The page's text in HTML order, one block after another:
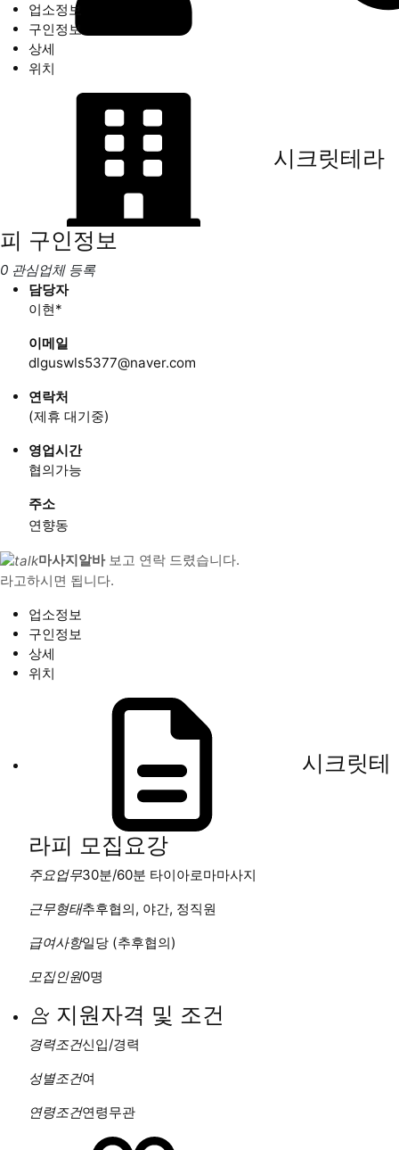
업소정보
구인정보
상세
위치
시크릿테라
피 구인정보
0 관심업체 등록
담당자
이현*
이메일
dlguswls5377@naver.com
연락처
(제휴 대기중)
영업시간
협의가능
주소
연향동
마사지알바보고 연락 드렸습니다.
라고하시면 됩니다.
업소정보
구인정보
상세
위치
시크릿테
라피 모집요강
주요업무30분/60분 타이아로마마사지
근무형태추후협의, 야간, 정직원
급여사항일당 (추후협의)
모집인원0명
지원자격 및 조건
경력조건신입/경력
성별조건여
연령조건연령무관